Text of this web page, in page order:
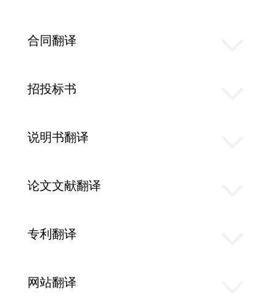
合同翻译
招投标书
说明书翻译
论文文献翻译
专利翻译
网站翻译